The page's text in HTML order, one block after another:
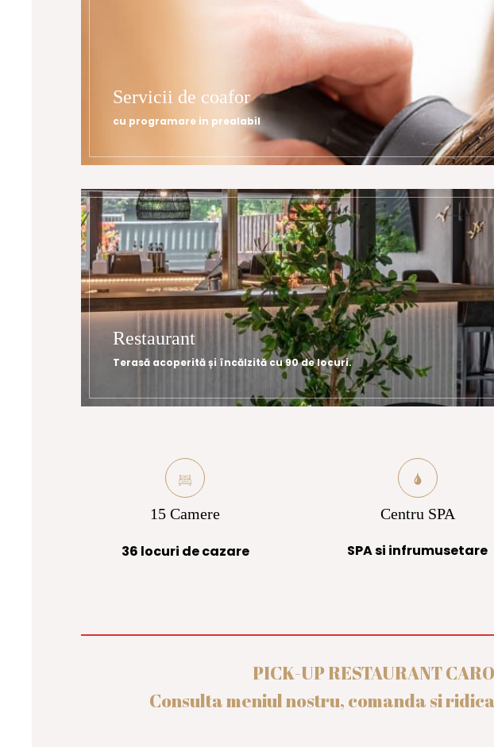
Servicii de coafor
cu programare in prealabil
Restaurant
Terasă acoperită și încălzită cu 90 de locuri.
15 Camere
36 locuri de cazare
Centru SPA
SPA si infrumusetare
PICK-UP RESTAURANT
Consulta meniul nostru, comanda si